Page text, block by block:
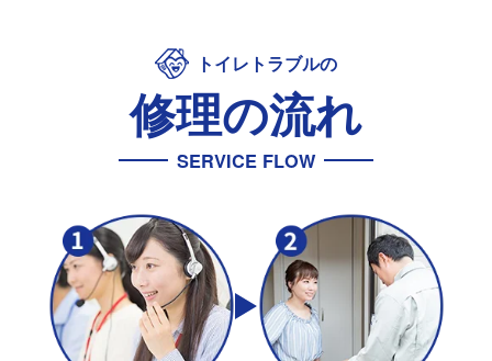
トイレトラブルの
修理の流れ
SERVICE FLOW